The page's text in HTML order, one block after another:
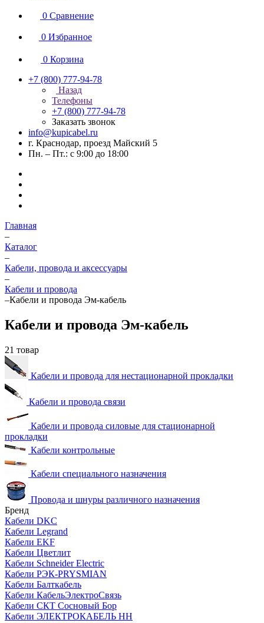
0 Сравнение
0 Избранное
0 Корзина
+7 (800) 777-94-78
Назад
Телефоны
+7 (800) 777-94-78
Заказать звонок
info@kupicabel.ru
г. Краснодар, проезд Майский 5
Пн. – Пт.: с 9:00 до 18:00
Главная
–
Каталог
–
Кабели, провода и аксессуары
–
Кабели и провода
–Кабели и провода Эм-кабель
Кабели и провода Эм-кабель
21 товар
Кабели и провода для нестационарной прокладки
Кабели и провода связи
Кабели и провода силовые для стационарной
прокладки
Кабели контрольные
Кабели специального назначения
Провода и шнуры различного назначения
Бренд
Кабели DKC
Кабели Legrand
Кабели EKF
Кабели Цветлит
Кабели Schneider Electric
Кабели РЭК-PRYSMIAN
Кабели Балткабель
Кабели КабельЭлектроСвязь
Кабели СКТ Сосновый Бор
Кабели ЭЛЕКТРОКАБЕЛЬ НН